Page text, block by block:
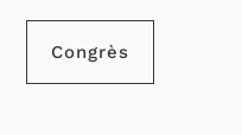
Congrès